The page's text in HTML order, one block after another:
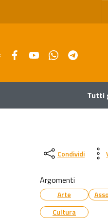
FacebookYouTubeWhatsapp
Tutti
Condividi
Argomenti
Arte
Cultura